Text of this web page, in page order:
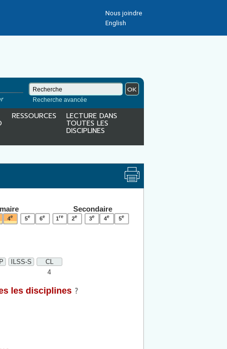
Nous joindre
English
OK
Recherche avancée
RESSOURCES LECTURE DANS
TOUTES LES
DISCIPLINES
Secondaire
4e 5e 6e 1re 2e 3e 4e 5e
ILSS-S
CL
4
les disciplines